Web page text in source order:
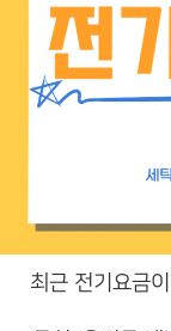
최근 전기요금